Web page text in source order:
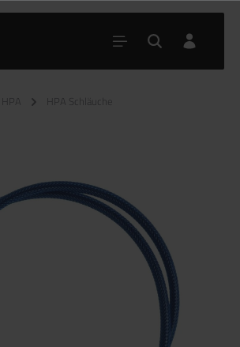
HPA HPA Schläuche